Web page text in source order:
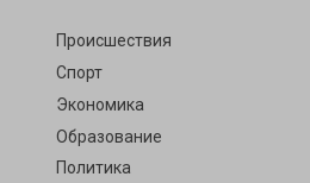
Происшествия
Спорт
Экономика
Образование
Политика